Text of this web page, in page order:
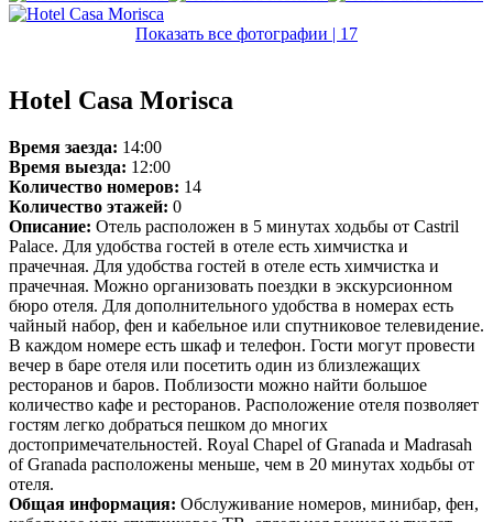
Показать все фотографии | 17
Hotel Casa Morisca
Время заезда: 14:00
Время выезда: 12:00
Количество номеров: 14
Количество этажей: 0
Описание: Отель расположен в 5 минутах ходьбы от Castril
Palace. Для удобства гостей в отеле есть химчистка и
прачечная. Для удобства гостей в отеле есть химчистка и
прачечная. Можно организовать поездки в экскурсионном
бюро отеля. Для дополнительного удобства в номерах есть
чайный набор, фен и кабельное или спутниковое телевидение.
В каждом номере есть шкаф и телефон. Гости могут провести
вечер в баре отеля или посетить один из близлежащих
ресторанов и баров. Поблизости можно найти большое
количество кафе и ресторанов. Расположение отеля позволяет
гостям легко добраться пешком до многих
достопримечательностей. Royal Chapel of Granada и Madrasah
of Granada расположены меньше, чем в 20 минутах ходьбы от
отеля.
Общая информация: Обслуживание номеров, минибар, фен,